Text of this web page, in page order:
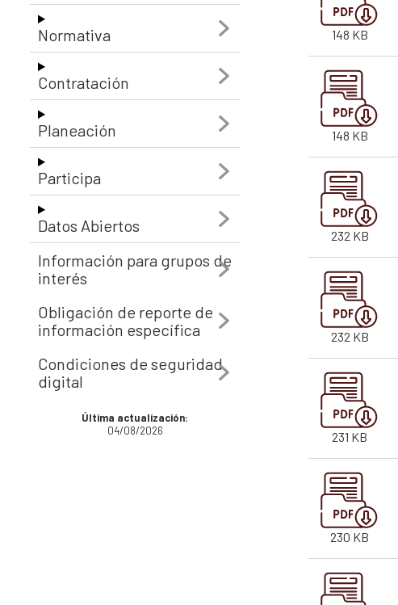
Normativa
Contratación
Planeación
Participa
Datos Abiertos
Información para grupos de
interés
Obligación de reporte de
información específica
Condiciones de seguridad
digital
Última actualización:
04/08/2026
148 KB
148 KB
232 KB
232 KB
231 KB
230 KB